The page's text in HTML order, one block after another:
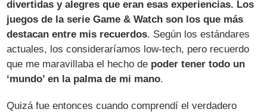
divertidas y alegres que eran esas experiencias. Los
juegos de la serie Game & Watch son los que más
destacan entre mis recuerdos. Según los estándares
actuales, los consideraríamos low-tech, pero recuerdo
que me maravillaba el hecho de poder tener todo un
‘mundo’ en la palma de mi mano.
Quizá fue entonces cuando comprendí el verdadero